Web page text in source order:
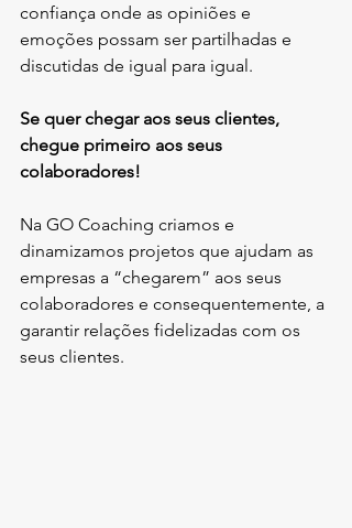
confiança onde as opiniões e
emoções possam ser partilhadas e
discutidas de igual para igual.
Se quer chegar aos seus clientes,
chegue primeiro aos seus
colaboradores!
Na GO Coaching criamos e
dinamizamos projetos que ajudam as
empresas a “chegarem” aos seus
colaboradores e consequentemente, a
garantir relações fidelizadas com os
seus clientes.